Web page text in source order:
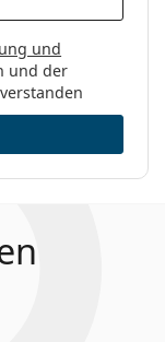
und
und der